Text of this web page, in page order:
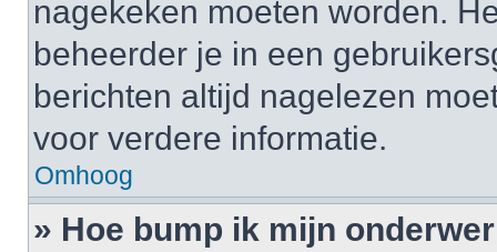
nagekeken moeten worden.
beheerder je in een
berichten altijd nagelezen
voor verdere informatie.
Omhoog
» Hoe bump ik mijn